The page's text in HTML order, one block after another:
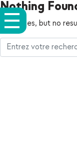
Nothing
Apologies, but no